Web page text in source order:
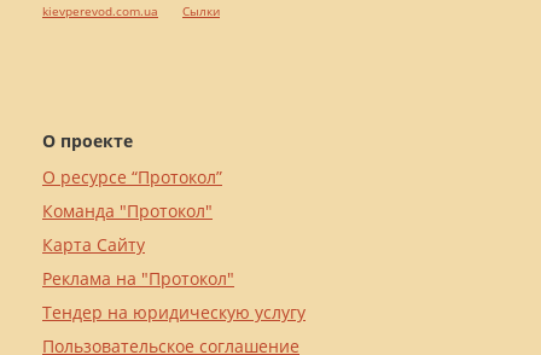
О проекте
О ресурсе “Протокол”
Команда "Протокол"
Карта Сайту
Реклама на "Протокол"
Тендер на юридическую услугу
Пользовательское соглашение
kievperevod.com.ua
Cылки